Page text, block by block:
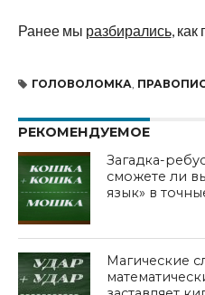
Ранее мы разбирались, как
ГОЛОВОЛОМКА
РЕКОМЕНДУЕМОЕ
Загадка-
сможете ли
язык» в
Магические